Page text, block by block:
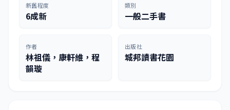
新舊程度
6成新
類別
一般二手書
作者
林祖儀，康軒維，程
韻璇
出版社
城邦讀書花園